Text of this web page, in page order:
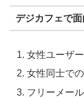
デジカフェで
女性ユーザ
女性同士で
フリーメー